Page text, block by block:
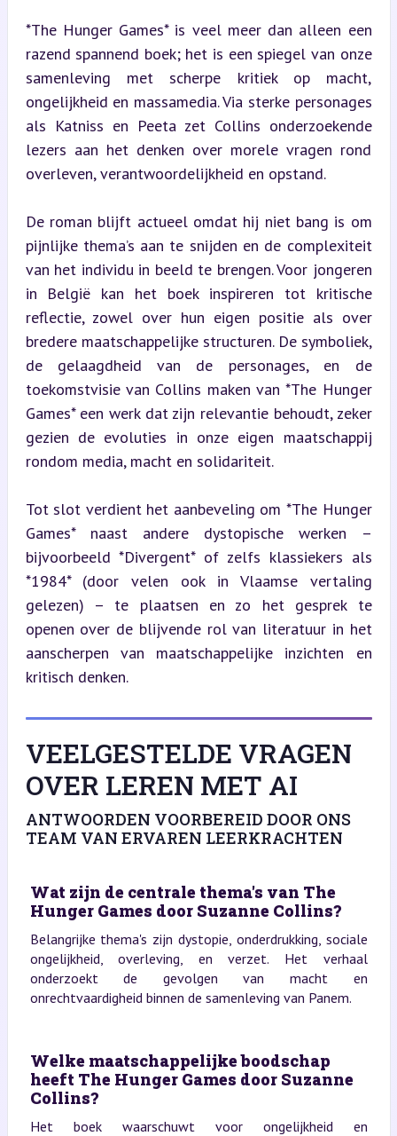
*The Hunger Games* is veel meer dan alleen een
razend spannend boek; het is een spiegel van onze
samenleving met scherpe kritiek op macht,
ongelijkheid en massamedia. Via sterke personages
als Katniss en Peeta zet Collins onderzoekende
lezers aan het denken over morele vragen rond
overleven, verantwoordelijkheid en opstand.
De roman blijft actueel omdat hij niet bang is om
pijnlijke thema’s aan te snijden en de complexiteit
van het individu in beeld te brengen. Voor jongeren
in België kan het boek inspireren tot kritische
reflectie, zowel over hun eigen positie als over
bredere maatschappelijke structuren. De symboliek,
de gelaagdheid van de personages, en de
toekomstvisie van Collins maken van *The Hunger
Games* een werk dat zijn relevantie behoudt, zeker
gezien de evoluties in onze eigen maatschappij
rondom media, macht en solidariteit.
Tot slot verdient het aanbeveling om *The Hunger
Games* naast andere dystopische werken –
bijvoorbeeld *Divergent* of zelfs klassiekers als
*1984* (door velen ook in Vlaamse vertaling
gelezen) – te plaatsen en zo het gesprek te
openen over de blijvende rol van literatuur in het
aanscherpen van maatschappelijke inzichten en
kritisch denken.
VEELGESTELDE VRAGEN
OVER LEREN MET AI
ANTWOORDEN VOORBEREID DOOR ONS
TEAM VAN ERVAREN LEERKRACHTEN
Wat zijn de centrale thema's van The
Hunger Games door Suzanne Collins?
Belangrijke thema's zijn dystopie, onderdrukking, sociale
ongelijkheid, overleving, en verzet. Het verhaal
onderzoekt de gevolgen van macht en
onrechtvaardigheid binnen de samenleving van Panem.
Welke maatschappelijke boodschap
heeft The Hunger Games door Suzanne
Collins?
Het boek waarschuwt voor ongelijkheid en